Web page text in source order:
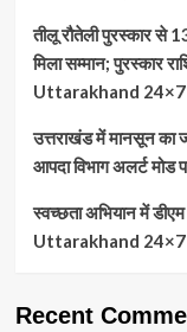
तीलू रौतेली पुरस्कार से
मिला सम्मान; पुरस्कार
Uttarakhand
उत्तराखंड में मानसून
आपदा विभाग अलर्ट
स्वच्छता अभियान में डीएम
Uttarakhand
Recent